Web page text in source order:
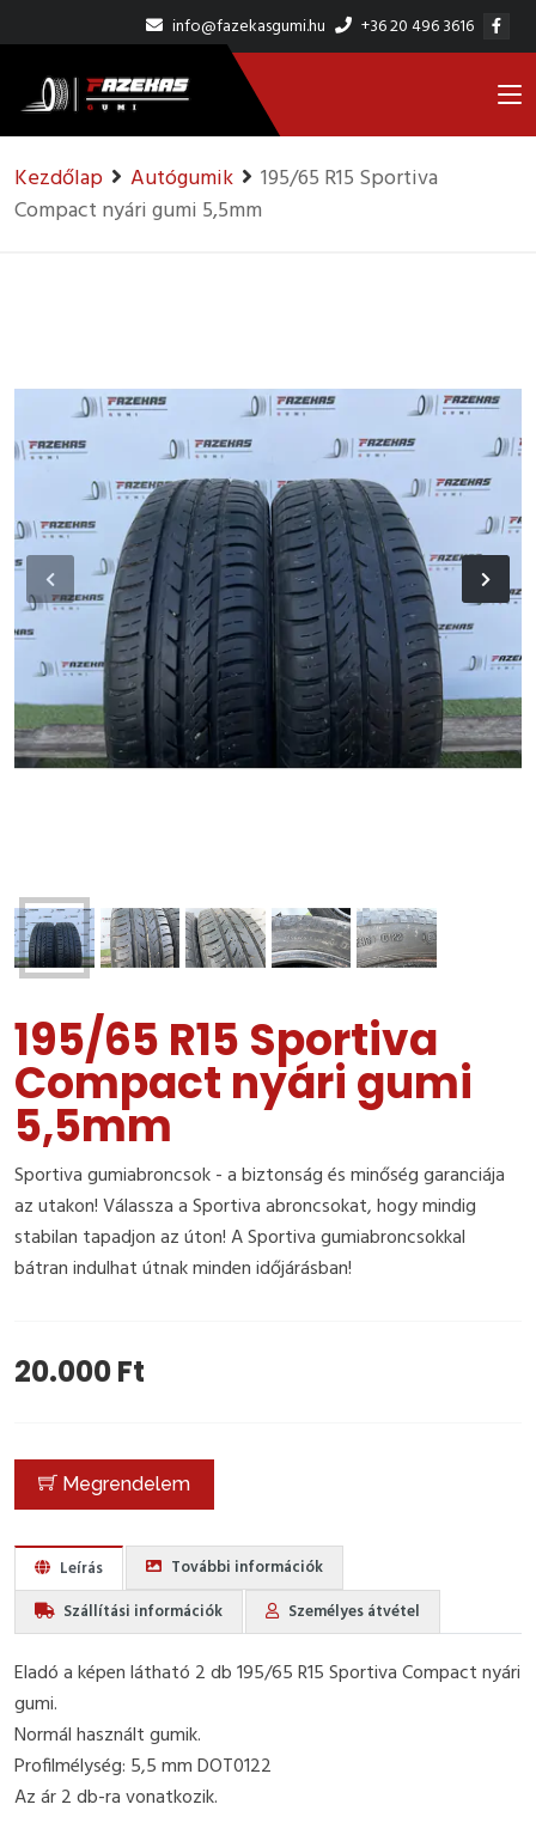
info@fazekasgumi.hu +36 20 496 3616
Kezdőlap Autógumik
195/65 R15 Sportiva
Compact nyári gumi 5,5mm
195/65 R15 Sportiva
Compact nyári gumi
5,5mm
Sportiva gumiabroncsok - a biztonság és minőség garanciája
az utakon! Válassza a Sportiva abroncsokat, hogy mindig
stabilan tapadjon az úton! A Sportiva gumiabroncsokkal
bátran indulhat útnak minden időjárásban!
20.000 Ft
Megrendelem
Leírás
További információk
Szállítási információk
Személyes átvétel
Eladó a képen látható 2 db 195/65 R15 Sportiva Compact nyári
gumi.
Normál használt gumik.
Profilmélység: 5,5 mm DOT0122
Az ár 2 db-ra vonatkozik.